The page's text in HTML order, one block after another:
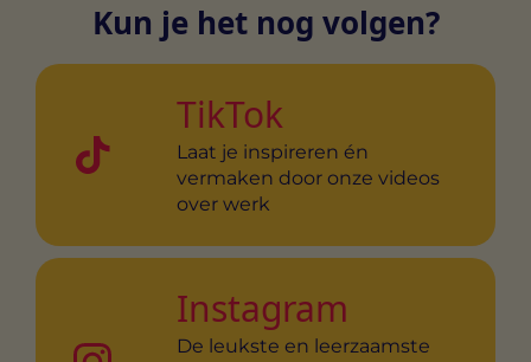
Kun je het nog volgen?
TikTok
Laat je inspireren én
vermaken door onze videos
over werk
Instagram
De leukste en leerzaamste